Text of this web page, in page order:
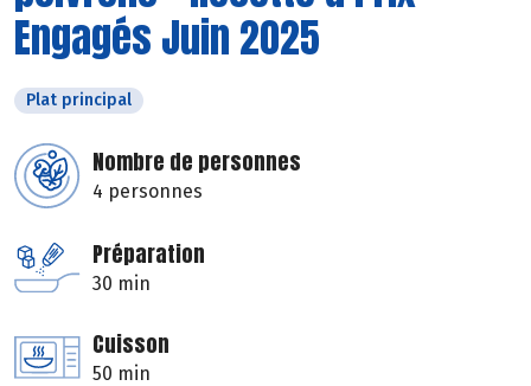
Engagés Juin 2025
Plat principal
Nombre de personnes
4 personnes
Préparation
30 min
Cuisson
50 min